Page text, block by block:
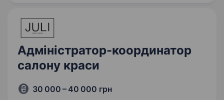
Адміністратор-координатор
салону краси
30 000 – 40 000 грн